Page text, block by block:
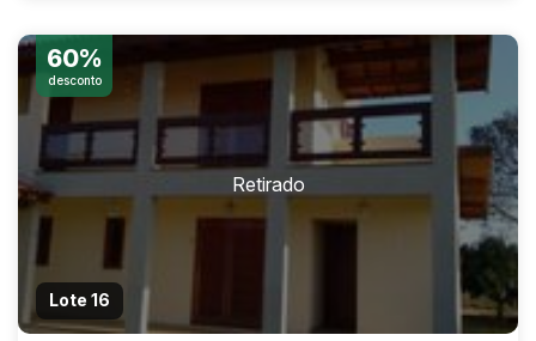
60%
desconto
Lote 16